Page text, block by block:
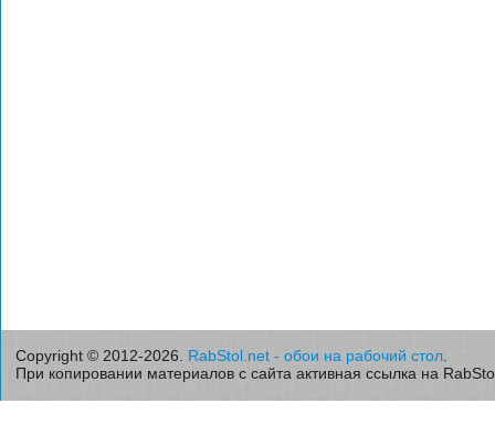
Copyright © 2012-2026. RabStol.net - обои на рабочий стол
При копировании материалов с сайта активная ссылка на